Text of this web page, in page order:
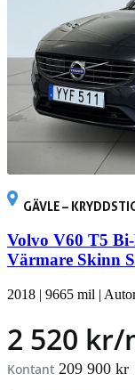
GÄVLE –
Volvo V60 T5
Värmare Skinn
2018 | 9665 mil |
2 520 kr/
Kontant 209 900 kr